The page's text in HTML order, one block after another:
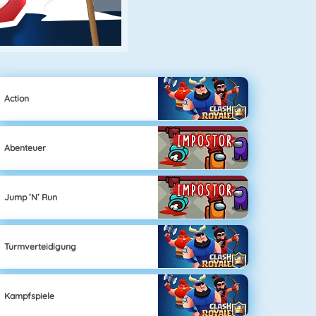
Action
Abenteuer
Jump ’n’ Run
Turmverteidigung
Kampfspiele